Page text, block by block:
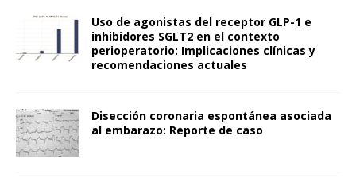
Uso de agonistas del receptor GLP-1 e
inhibidores SGLT2 en el contexto
perioperatorio: Implicaciones clínicas y
recomendaciones actuales
Disección coronaria espontánea asociada
al embarazo: Reporte de caso